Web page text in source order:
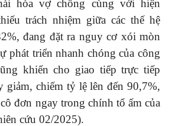
hòa vợ chồng cùng với hiện
trách nhiệm giữa các thế hệ
đang đặt ra nguy cơ xói mòn
phát triển nhanh chóng của công
khiến cho giao tiếp trực tiếp
giảm, chiếm tỷ lệ lên đến 90,7%,
đơn ngay trong chính tổ ấm của
cứu 02/2025).